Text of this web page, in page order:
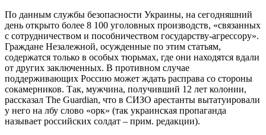
По данным службы безопасности Украины, на сегодняшний
день открыто более 8 100 уголовных производств, «связанных
с сотрудничеством и пособничеством государству-агрессору».
Граждане Незалежной, осужденные по этим статьям,
содержатся только в особых тюрьмах, где они находятся вдали
от других заключенных. В противном случае
поддерживающих Россию может ждать расправа со стороны
сокамерников. Так, мужчина, получивший 12 лет колонии,
рассказал The Guardian, что в СИЗО арестанты вытатуировали
у него на лбу слово «орк» (так украинская пропаганда
называет российских солдат – прим. редакции).